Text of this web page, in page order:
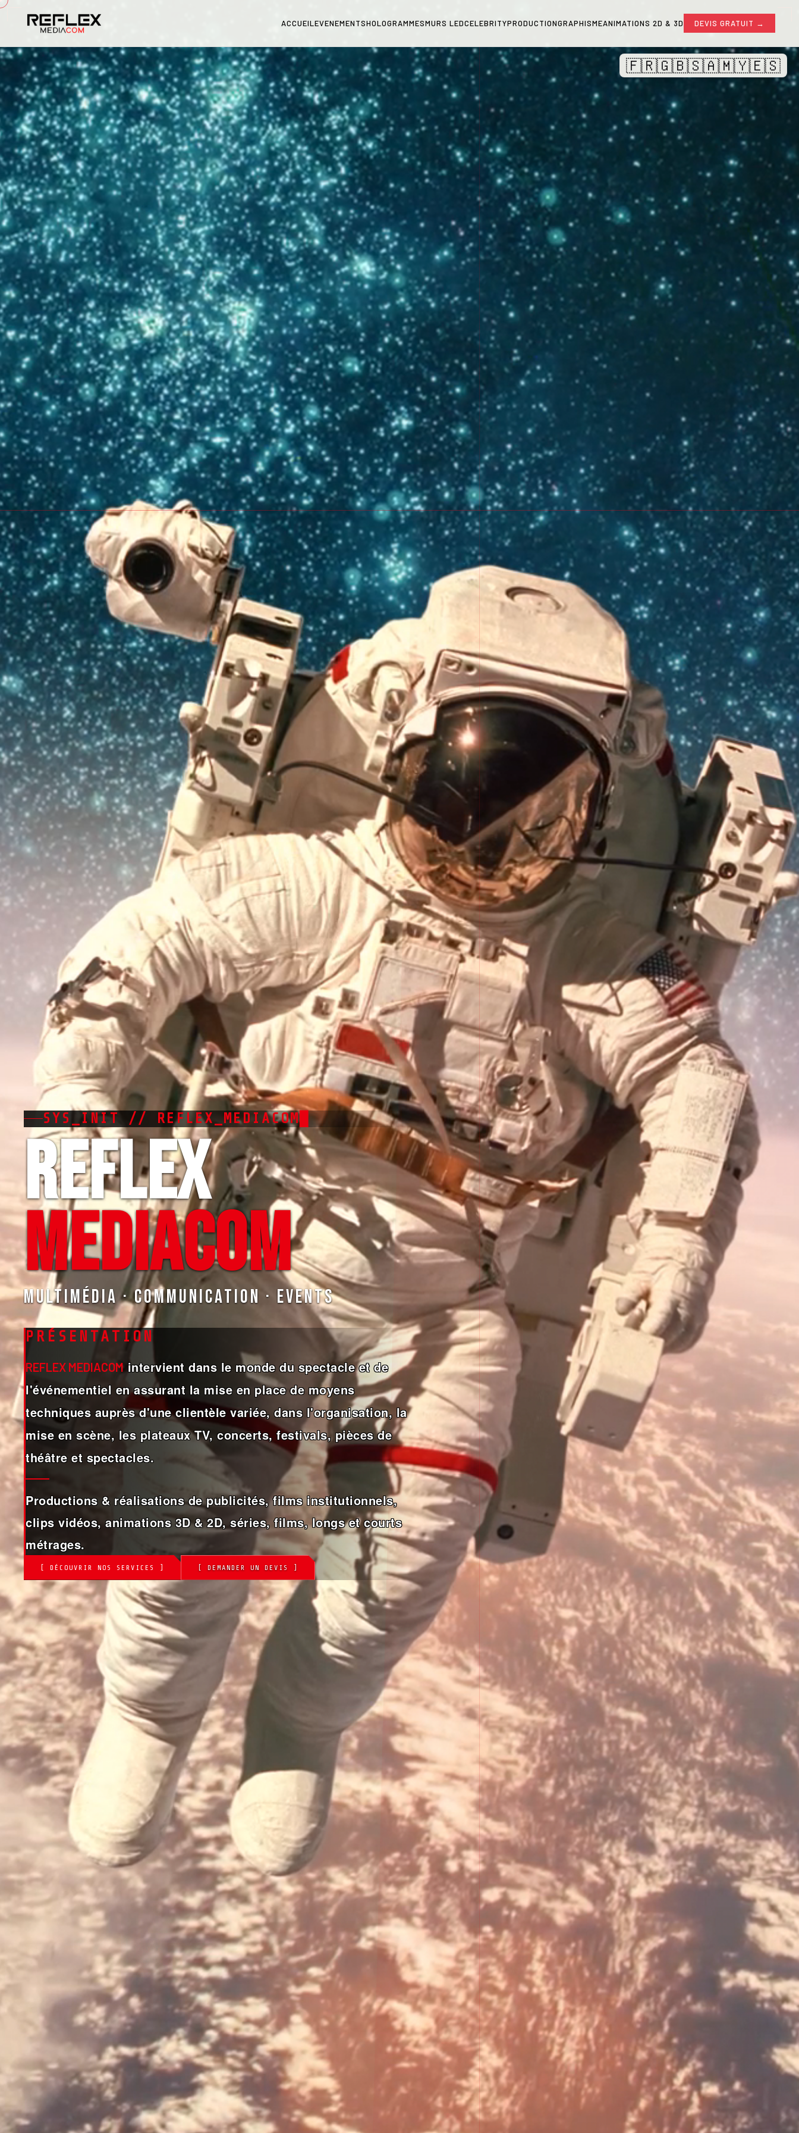
ACCUEILEVENEMENTSHOLOGRAMMESMURS LEDCELEBRITYPRODUCTIONGRAPHISMEANIMATIONS 2D & 3D DEVIS GRATUIT →
SYS_INIT // REFLEX_MEDIACOM █
REFLEX
MEDIACOM
Multimédia · Communication · Events
PRÉSENTATION
REFLEX MEDIACOM intervient dans le monde du spectacle et de
l'événementiel en assurant la mise en place de moyens
techniques auprès d'une clientèle variée, dans l'organisation, la
mise en scène, les plateaux TV, concerts, festivals, pièces de
théâtre et spectacles.
Productions & réalisations de publicités, films institutionnels,
clips vidéos, animations 3D & 2D, séries, films, longs et courts
métrages.
[ DÉCOUVRIR NOS SERVICES ] [ DEMANDER UN DEVIS ]
🇫🇷🇬🇧🇸🇦🇲🇾🇪🇸